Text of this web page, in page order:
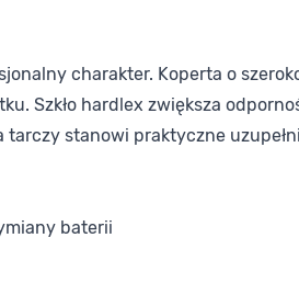
charakter. Koperta o
Szkło hardlex zwiększa
tarczy stanowi praktyczne
baterii